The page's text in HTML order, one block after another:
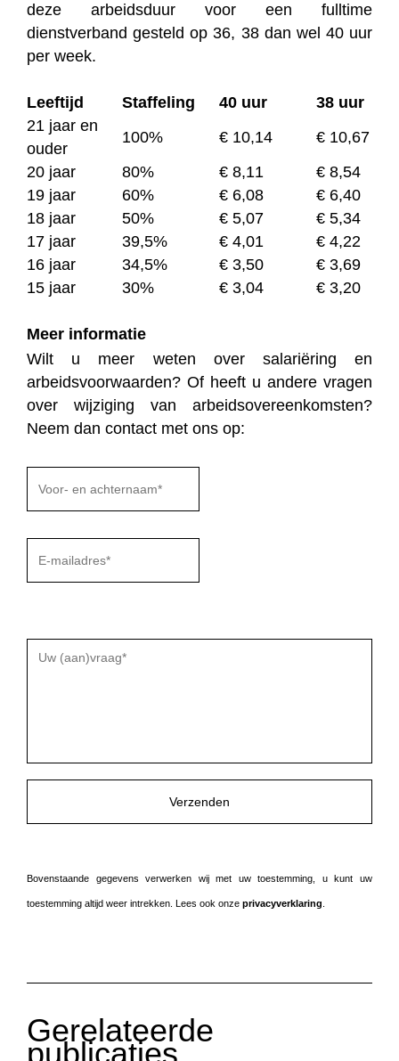
deze arbeidsduur voor een fulltime
dienstverband gesteld op 36, 38 dan wel 40 uur
per week.
Leeftijd Staffeling 40 uur
38 uur
21 jaar en
ouder
100% € 10,14
€ 10,67
20 jaar
80% € 8,11
€ 8,54
19 jaar
60% € 6,08
€ 6,40
18 jaar
50% € 5,07
€ 5,34
17 jaar
39,5% € 4,01
€ 4,22
16 jaar
34,5% € 3,50
€ 3,69
15 jaar
30% € 3,04 € 3,20
Meer informatie
Wilt u meer weten over salariëring en
arbeidsvoorwaarden? Of heeft u andere vragen
over wijziging van arbeidsovereenkomsten?
Neem dan contact met ons op:
e
d
t
e
t
e
Bovenstaande gegevens verwerken wij met uw toestemming, u kunt uw
toestemming altijd weer intrekken. Lees ook onze privacyverklaring.
Gerelateerde